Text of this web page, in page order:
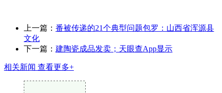
上一篇： 番被传递的21个典型问题包罗：山西省浑源县
文化
下一篇： 建陶瓷成品发卖；天眼查App显示
相关新闻 查看更多+